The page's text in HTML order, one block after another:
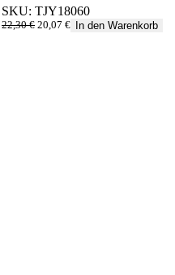
SKU: TJY18060
22,30€ Ursprünglicher
20,07 €Aktueller
In den Warenkorb